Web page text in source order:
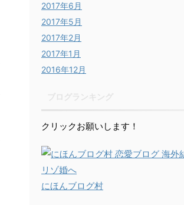
2017年6月
2017年5月
2017年2月
2017年1月
2016年12月
クリックお願いします！
にほんブログ村